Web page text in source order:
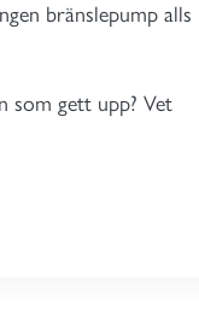
bränslepump alls
som gett upp? Vet